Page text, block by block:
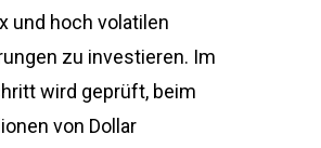
und hoch volatilen
zu investieren. Im
wird geprüft, beim
von Dollar